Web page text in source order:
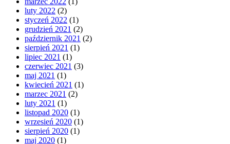
luty 2022 (2)
styczeń 2022 (1)
grudzień 2021 (2)
październik 2021 (2)
sierpień 2021 (1)
lipiec 2021 (1)
czerwiec 2021 (3)
maj 2021 (1)
kwiecień 2021 (1)
marzec 2021 (2)
luty 2021 (1)
listopad 2020 (1)
wrzesień 2020 (1)
sierpień 2020 (1)
maj 2020 (1)